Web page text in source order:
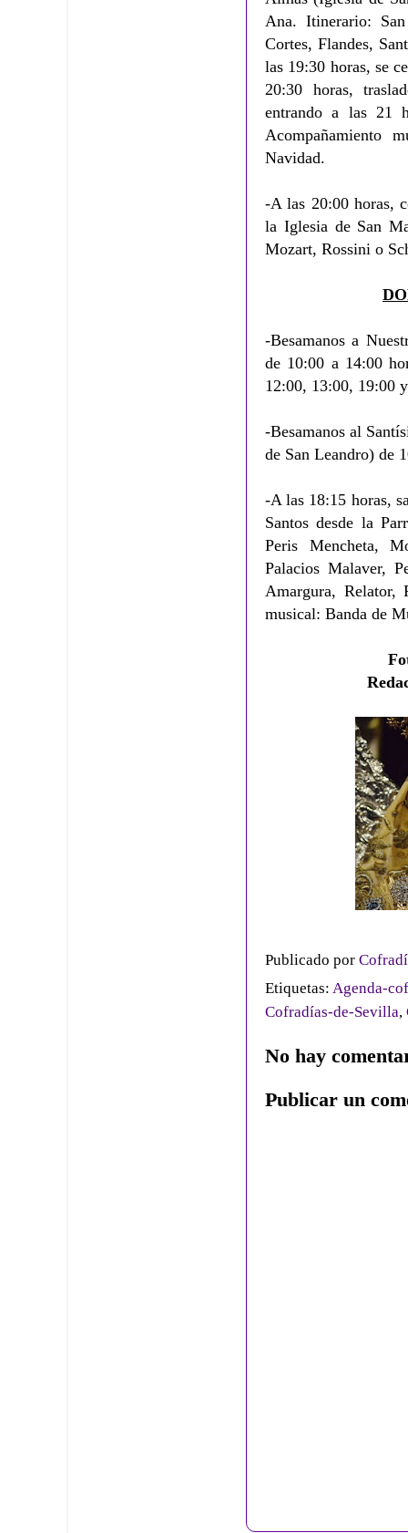
Ana. Itinerario:
Cortes, Flandes,
las 19:30 horas, se
20:30 horas,
entrando a las 21
Acompañamiento
Navidad.
-A las 20:00 horas,
la Iglesia de San
Mozart, Rossini o
-Besamanos a
de 10:00 a 14:00
12:00, 13:00, 19:00
-Besamanos al
de San Leandro) de
-A las 18:15 horas,
Santos desde la
Peris Mencheta,
Palacios Malaver,
Amargura, Relator,
musical: Banda de
Publicado por
Etiquetas: Agenda-
Cofradías-de-Sevilla,
No hay
Publicar un